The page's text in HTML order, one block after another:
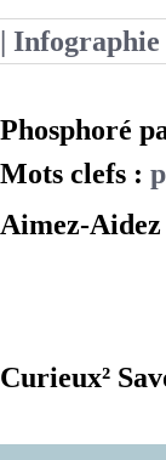
| Infographie |
Phosphoré
Mots clefs :
Aimez-
Curieux²